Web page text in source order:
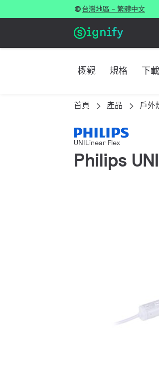
台灣地區 - 繁體中文
概觀 規格 下載
首頁 產品 戶外
UNILinear Flex
Philips